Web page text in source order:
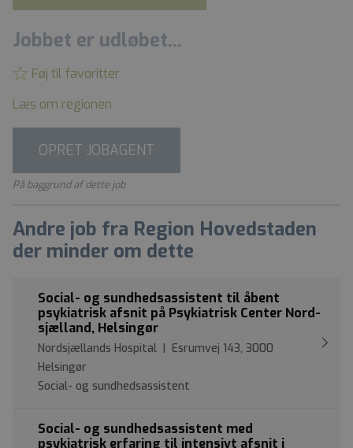
Jobbet er udløbet...
Føj til favoritter
Læs om regionen
OPRET JOBAGENT
På baggrund af dette job
Andre job fra Region Hovedstaden
der minder om dette
Social- og sundhedsassistent til åbent
psykiatrisk afsnit på Psykiatrisk Center Nord-
sjælland, Helsingør
Nordsjællands Hospital | Esrumvej 143, 3000
Helsingør
Social- og sundhedsassistent
Social- og sundhedsassistent med
psykiatrisk erfaring til intensivt afsnit i